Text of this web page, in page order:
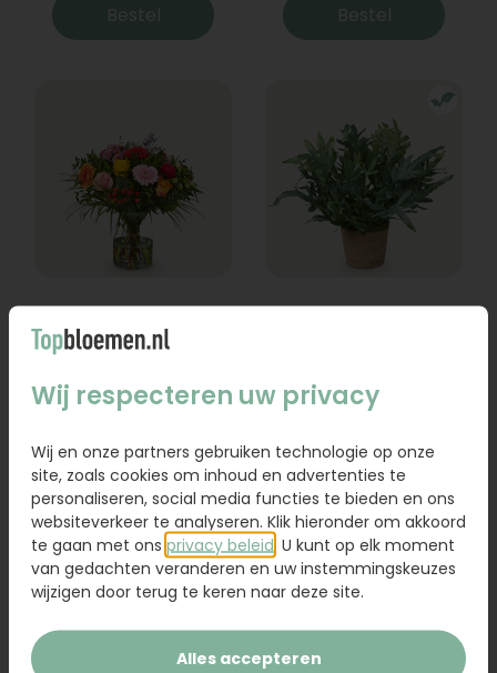
Bestel Bestel
Wij respecteren uw privacy
Wij en onze partners gebruiken technologie op onze
site, zoals cookies om inhoud en advertenties te
personaliseren, social media functies te bieden en ons
websiteverkeer te analyseren. Klik hieronder om akkoord
te gaan met ons privacy beleid . U kunt op elk moment
van gedachten veranderen en uw instemmingskeuzes
wijzigen door terug te keren naar deze site.
Alles accepteren